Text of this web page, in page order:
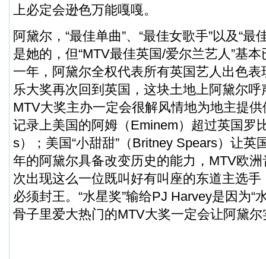
上必定会逊色万能嘎嘎。
阿黛尔，“最佳单曲”、“最佳女歌手”以及“最
是她的，但“MTV最佳英国/爱尔兰艺人”基本
一年，阿黛尔全权代表所有英国艺人出色
乐大奖再次回到英国，这块土地上阿黛尔
MTV大奖主办一定会很解风情地为地主提
记录上美国的阿姆（Eminem）超过英国罗
s）；美国“小甜甜”（Britney Spears）让英
年的阿黛尔具备改变历史的能力，MTV欧
次出现这么一位既叫好有叫座的东道主选
必须封王。“水星奖”输给PJ Harvey是因为“
骨子里爱大热门的MTV大奖一定会让阿黛